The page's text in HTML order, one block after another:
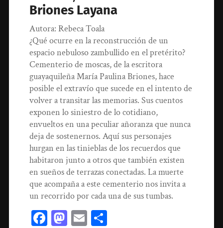
Briones Layana
Autora: Rebeca Toala
¿Qué ocurre en la reconstrucción de un
espacio nebuloso zambullido en el pretérito?
Cementerio de moscas, de la escritora
guayaquileña María Paulina Briones, hace
posible el extravío que sucede en el intento de
volver a transitar las memorias. Sus cuentos
exponen lo siniestro de lo cotidiano,
envueltos en una peculiar añoranza que nunca
deja de sostenernos. Aquí sus personajes
hurgan en las tinieblas de los recuerdos que
habitaron junto a otros que también existen
en sueños de terrazas conectadas. La muerte
que acompaña a este cementerio nos invita a
un recorrido por cada una de sus tumbas.
Facebook
Mastodon
Email